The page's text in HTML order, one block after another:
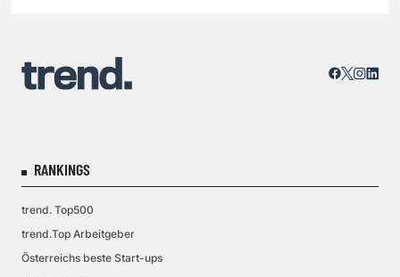
RANKINGS
trend. Top500
trend.Top Arbeitgeber
Österreichs beste Start-ups